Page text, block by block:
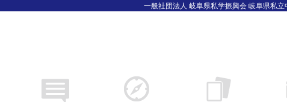
一般社団法人 岐阜県私学振興会 岐阜県私